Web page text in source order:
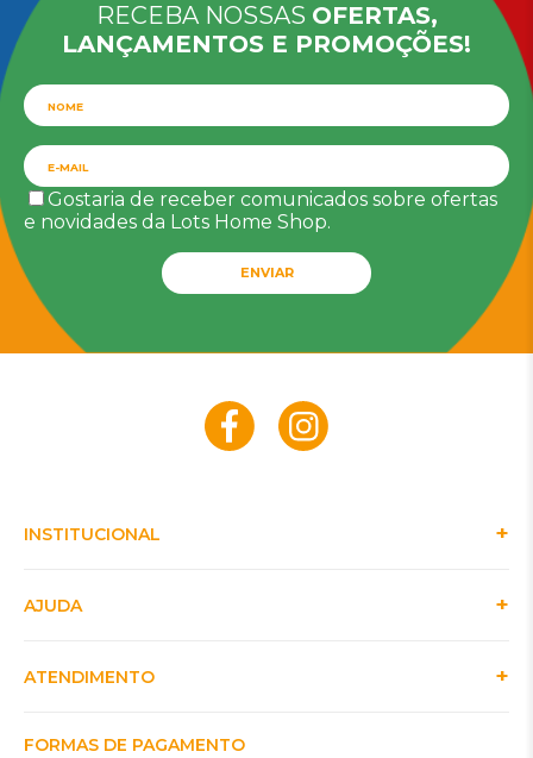
RECEBA NOSSAS OFERTAS,
LANÇAMENTOS E PROMOÇÕES!
Gostaria de receber comunicados sobre ofertas
e novidades da Lots Home Shop.
ENVIAR
INSTITUCIONAL
AJUDA
ATENDIMENTO
FORMAS DE PAGAMENTO